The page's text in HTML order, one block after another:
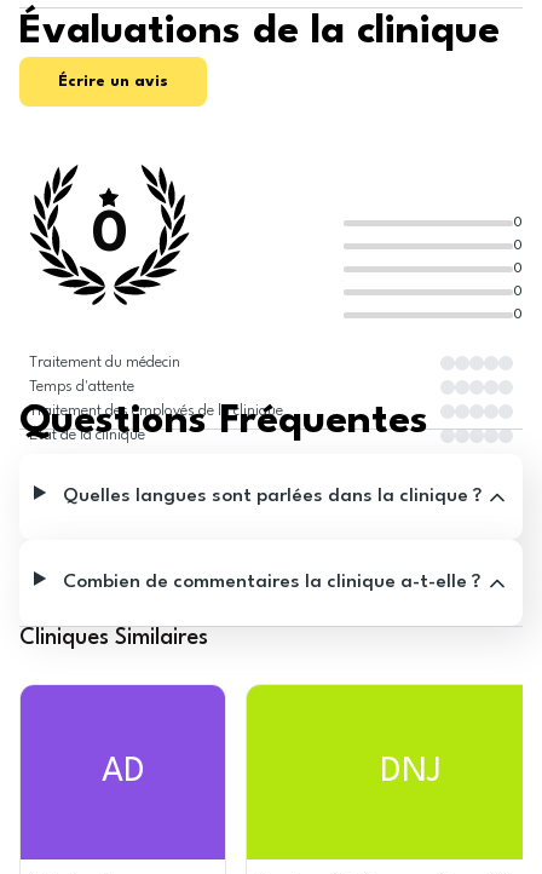
Évaluations de la clinique
Écrire un avis
0
0
0
0
0
0
Traitement du médecin
Temps d'attente
Traitement des employés de la clinique
État de la clinique
Questions Fréquentes
Quelles langues sont parlées dans la clinique ?
Combien de commentaires la clinique a-t-elle ?
Cliniques Similaires
AD DNJ